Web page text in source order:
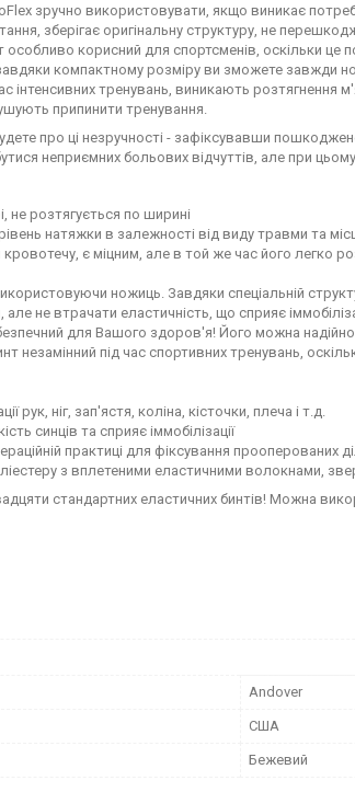
зручно використовувати, якщо виникає
зберігає оригінальну структуру, не
особливо корисний для спортсменів, оскільки це
компактному розміру ви зможете завжди
інтенсивних тренувань, виникають розтягнення
припинити тренування.
про ці незручності - зафіксувавши
неприємних больових відчуттів, але при
не розтягується по ширині
натяжки в залежності від виду травми та
є міцним, але в той же час його легко
ножиць. Завдяки спеціальній
не втрачати еластичність, що сприяє
для Вашого здоров'я! Його можна надійно
незамінний під час спортивних тренувань,
ніг, зап'ястя, коліна, кісточки, плеча і т.д.
синців та сприяє іммобілізації
практиці для фіксування прооперованих
з вплетеними еластичними волокнами,
стандартних еластичних бинтів! Можна
Andover
США
Бежевий